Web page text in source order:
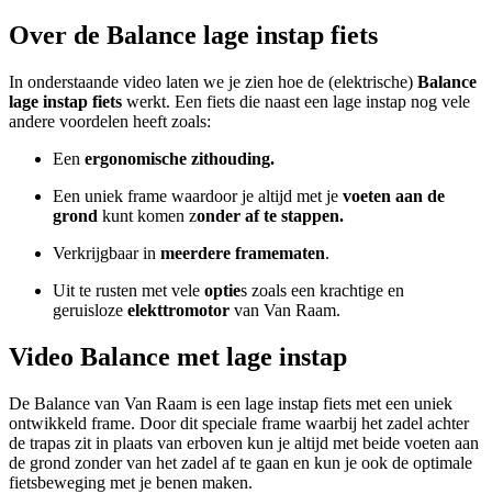
Over de Balance lage instap fiets
In onderstaande video laten we je zien hoe de (elektrische) Balance
lage instap fiets werkt. Een fiets die naast een lage instap nog vele
andere voordelen heeft zoals:
Een ergonomische zithouding.
Een uniek frame waardoor je altijd met je voeten aan de
grond kunt komen zonder af te stappen.
Verkrijgbaar in meerdere framematen.
Uit te rusten met vele opties zoals een krachtige en
geruisloze elekttromotor van Van Raam.
Video Balance met lage instap
De Balance van Van Raam is een lage instap fiets met een uniek
ontwikkeld frame. Door dit speciale frame waarbij het zadel achter
de trapas zit in plaats van erboven kun je altijd met beide voeten aan
de grond zonder van het zadel af te gaan en kun je ook de optimale
fietsbeweging met je benen maken.